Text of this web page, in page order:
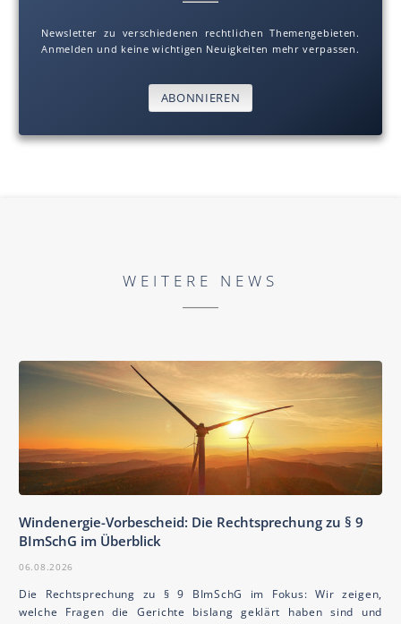
Newsletter zu verschiedenen rechtlichen Themengebieten.
Anmelden und keine wichtigen Neuigkeiten mehr verpassen.
ABONNIEREN
WEITERE NEWS
Windenergie-Vorbescheid: Die Rechtsprechung zu § 9
BImSchG im Überblick
06.08.2026
Die Rechtsprechung zu § 9 BImSchG im Fokus: Wir zeigen,
welche Fragen die Gerichte bislang geklärt haben sind und